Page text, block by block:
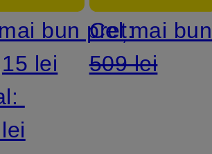
bun preț:
lei
Cel mai
509 lei